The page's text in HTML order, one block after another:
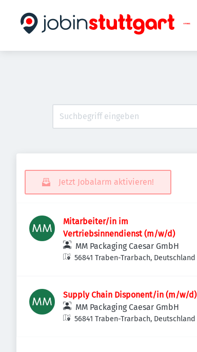
Jetzt Jobalarm aktivieren!
Mitarbeiter/in im
Vertriebsinnendienst (m/w/d)
MM Packaging Caesar GmbH
56841 Traben-Trarbach, Deutschland
Supply Chain Disponent/in (m/w/d)
MM Packaging Caesar GmbH
56841 Traben-Trarbach, Deutschland